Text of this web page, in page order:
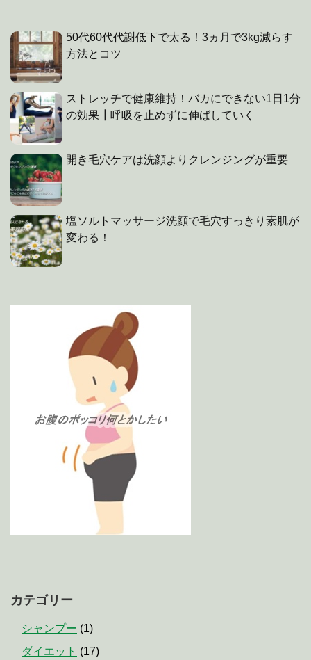
50代60代代謝低下で太る！3ヵ月で3kg減らす
方法とコツ
ストレッチで健康維持！バカにできない1日1分
の効果┃呼吸を止めずに伸ばしていく
開き毛穴ケアは洗顔よりクレンジングが重要
塩ソルトマッサージ洗顔で毛穴すっきり素肌が
変わる！
カテゴリー
シャンプー (1)
ダイエット (17)